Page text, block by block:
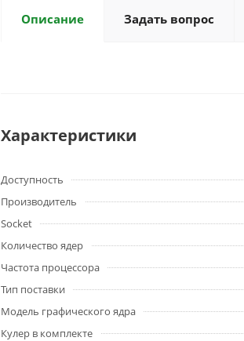
Описание Задать вопрос
Характеристики
Доступность
Производитель
Socket
Количество ядер
Частота процессора
Тип поставки
Модель графического ядра
Кулер в комплекте